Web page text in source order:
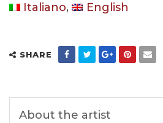
Italiano
English
SHARE
About the artist